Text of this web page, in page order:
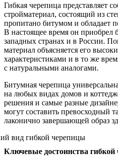
Гибкая черепица представляет
стройматериал, состоящий из
пропитано битумом и обладает
В настоящее время он приобрел
западных странах и в России.
материал объясняется его
характеристиками и в то же
с натуральными аналогами.
Битумная черепица
на любых видах домов и
решения и самые разные
могут составить превосходный
лаконично завершающей образ
Ключевые достоинства